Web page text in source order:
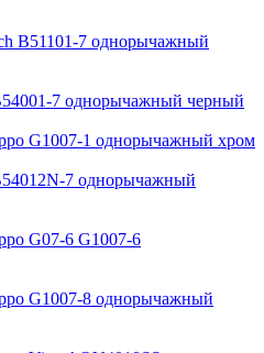
В51101-7 однорычажный
7 однорычажный черный
G1007-1 однорычажный хром
7 однорычажный
G07-6 G1007-6
G1007-8 однорычажный